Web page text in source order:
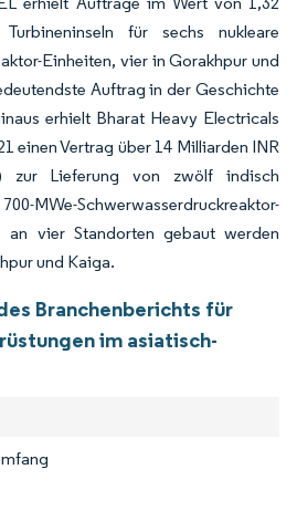
für sechs nukleare
Einheiten, vier in Gorakhpur und
Auftrag in der Geschichte
erhielt Bharat Heavy Electricals
einen Vertrag über 14 Milliarden INR
zur Lieferung von zwölf indisch
Schwerwasserdruckreaktor-
an vier Standorten gebaut werden
und Kaiga.
Branchenberichts für
im asiatisch-